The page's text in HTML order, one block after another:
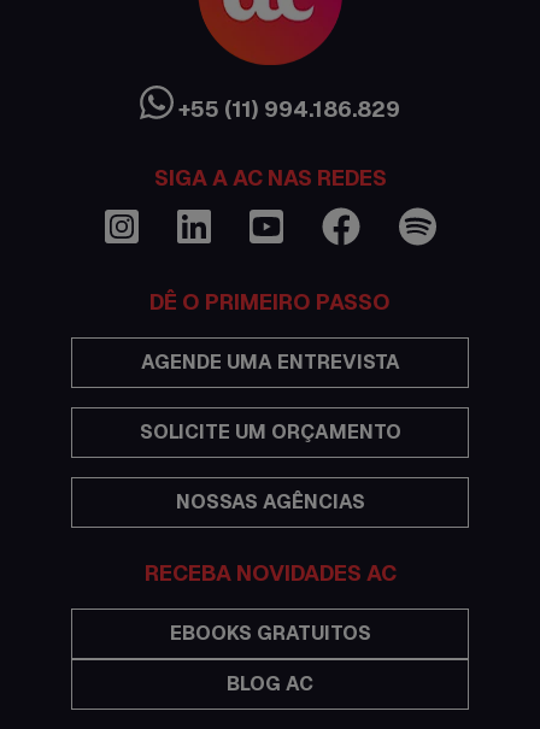
Ciência sem Fronteiras
Cultura Austrália
Curso de inglês no exterior
Dicas
Economia
Estudar no exterior
Eventos
Histórias de intercâmbio
Hospedagem
Imigração Austrália
+55 (11) 994.186.829
SIGA A AC NAS REDES
DÊ O PRIMEIRO PASSO
AGENDE UMA ENTREVISTA
SOLICITE UM ORÇAMENTO
NOSSAS AGÊNCIAS
RECEBA NOVIDADES AC
EBOOKS GRATUITOS
BLOG AC